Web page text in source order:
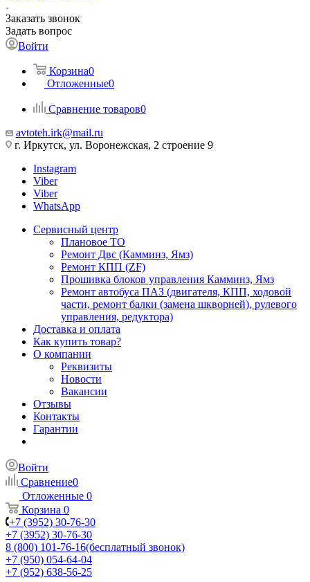
Заказать звонок
Задать вопрос
Войти
Корзина0
Отложенные0
Сравнение товаров0
avtoteh.irk@mail.ru
г. Иркутск, ул. Воронежская, 2 строение 9
Instagram
Viber
Viber
WhatsApp
Сервисный центр
Плановое ТО
Ремонт Двс (Камминз, Ямз)
Ремонт КПП (ZF)
Прошивка блоков управления Камминз, Ямз
Ремонт автобуса ПАЗ (двигателя, КПП, ходовой
части, ремонт балки (замена шкворней), рулевого
управления, редуктора)
Доставка и оплата
Как купить товар?
О компании
Реквизиты
Новости
Вакансии
Отзывы
Контакты
Гарантии
Войти
Сравнение0
Отложенные 0
Корзина 0
+7 (3952) 30-76-30
+7 (3952) 30-76-30
8 (800) 101-76-16(бесплатный звонок)
+7 (950) 054-64-04
+7 (952) 638-56-25